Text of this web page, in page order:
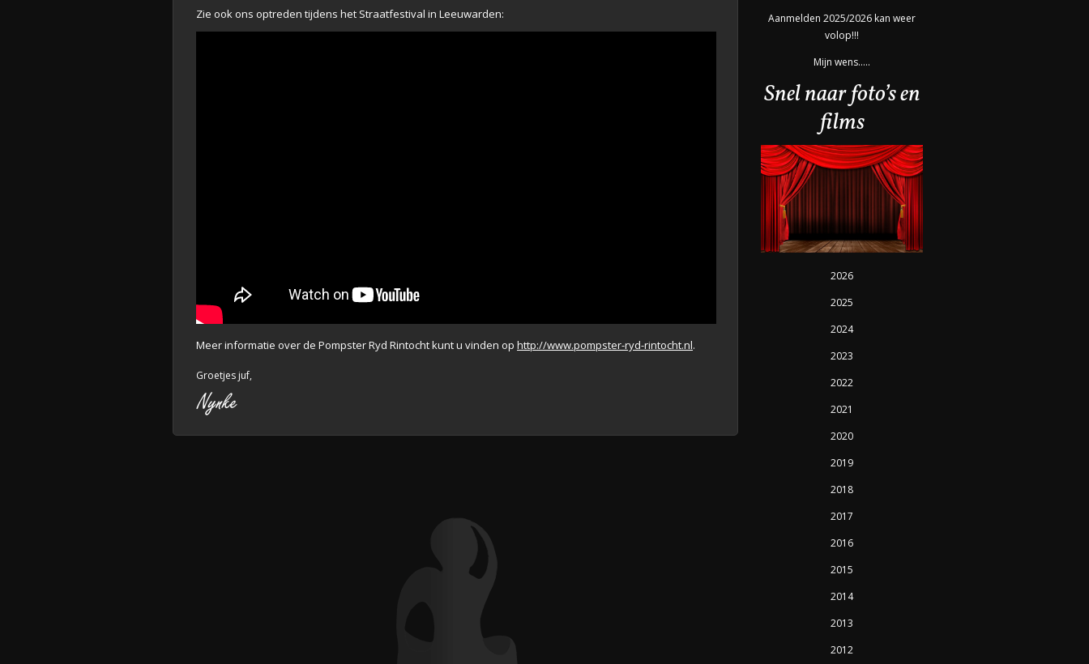
Zie ook ons optreden tijdens het Straatfestival in Leeuwarden:
Meer informatie over de Pompster Ryd Rintocht kunt u vinden op http://www.pompster-ryd-rintocht.nl.
Groetjes juf,
Aanmelden 2025/2026 kan weer
volop!!!
Mijn wens…..
Snel naar foto’s en
films
2026
2025
2024
2023
2022
2021
2020
2019
2018
2017
2016
2015
2014
2013
2012